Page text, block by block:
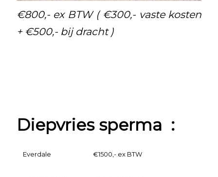
€800,- ex BTW ( €300,- vaste kosten
+ €500,- bij dracht )
Diepvries sperma :
Everdale €1500,- ex BTW